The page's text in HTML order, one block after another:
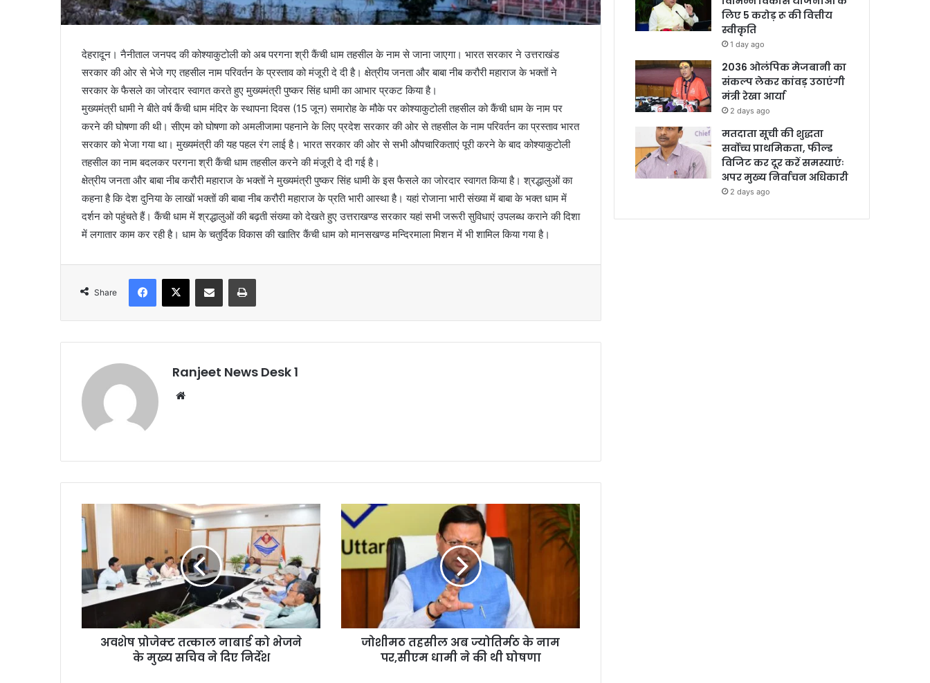
देहरादून। नैनीताल जनपद की कोश्याकुटोली को अब परगना श्री कैंची धाम तहसील के नाम से जाना जाएगा। भारत सरकार ने उत्तराखंड
सरकार की ओर से भेजे गए तहसील नाम परिवर्तन के प्रस्ताव को मंजूरी दे दी है। क्षेत्रीय जनता और बाबा नीब करौरी महाराज के भक्तों ने
सरकार के फैसले का जोरदार स्वागत करते हुए मुख्यमंत्री पुष्कर सिंह धामी का आभार प्रकट किया है।
मुख्यमंत्री धामी ने बीते वर्ष कैंची धाम मंदिर के स्थापना दिवस (15 जून) समारोह के मौके पर कोश्याकुटोली तहसील को कैंची धाम के नाम पर
करने की घोषणा की थी। सीएम को घोषणा को अमलीजामा पहनाने के लिए प्रदेश सरकार की ओर से तहसील के नाम परिवर्तन का प्रस्ताव भारत
सरकार को भेजा गया था। मुख्यमंत्री की यह पहल रंग लाई है। भारत सरकार की ओर से सभी औपचारिकताएं पूरी करने के बाद कोश्याकुटोली
तहसील का नाम बदलकर परगना श्री कैंची धाम तहसील करने की मंजूरी दे दी गई है।
क्षेत्रीय जनता और बाबा नीब करौरी महाराज के भक्तों ने मुख्यमंत्री पुष्कर सिंह धामी के इस फैसले का जोरदार स्वागत किया है। श्रद्धालुओं का
कहना है कि देश दुनिया के लाखों भक्तों की बाबा नीब करौरी महाराज के प्रति भारी आस्था है। यहां रोजाना भारी संख्या में बाबा के भक्त धाम में
दर्शन को पहुंचते हैं। कैंची धाम में श्रद्धालुओं की बढ़ती संख्या को देखते हुए उत्तराखण्ड सरकार यहां सभी जरूरी सुविधाएं उपलब्ध कराने की दिशा
में लगातार काम कर रही है। धाम के चतुर्दिक विकास की खातिर कैंची धाम को मानसखण्ड मन्दिरमाला मिशन में भी शामिल किया गया है।
Share
Ranjeet News Desk 1
अवशेष प्रोजेक्ट तत्काल नाबार्ड को भेजने
के मुख्य सचिव ने दिए निर्देश
जोशीमठ तहसील अब ज्योतिर्मठ के नाम
पर,सीएम धामी ने की थी घोषणा
लिए 5 करोड़ रू की वित्तीय
स्वीकृति
1 day ago
2036 ओलंपिक मेजबानी का
संकल्प लेकर कांवड़ उठाएंगी
मंत्री रेखा आर्या
2 days ago
मतदाता सूची की शुद्धता
सर्वोच्च प्राथमिकता, फील्ड
विजिट कर दूर करें समस्याएंः
अपर मुख्य निर्वाचन अधिकारी
2 days ago